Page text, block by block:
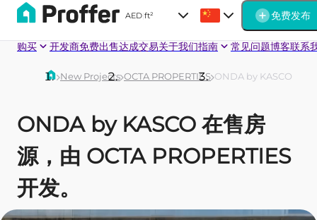
AED ft² 免费发布
购买 开发商免费出售达成交易关于我们指南 常见问题博客联系
New Projects OCTA PROPERTIES ONDA by KASCO
ONDA by KASCO 在售房
源，由 OCTA PROPERTIES
开发。